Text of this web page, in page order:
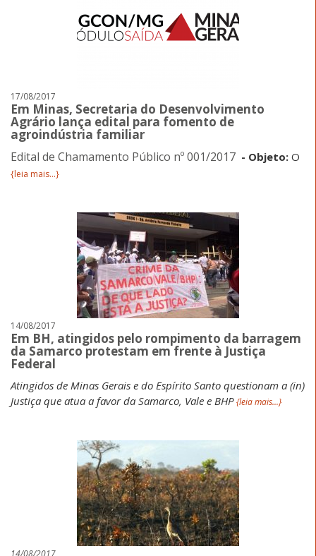
17/08/2017
Em Minas, Secretaria do Desenvolvimento
Agrário lança edital para fomento de
agroindústria familiar
Edital de Chamamento Público nº 001/2017 - Objeto: O
{leia mais...}
14/08/2017
Em BH, atingidos pelo rompimento da barragem
da Samarco protestam em frente à Justiça
Federal
Atingidos de Minas Gerais e do Espírito Santo questionam a (in)
Justiça que atua a favor da Samarco, Vale e BHP{leia mais...}